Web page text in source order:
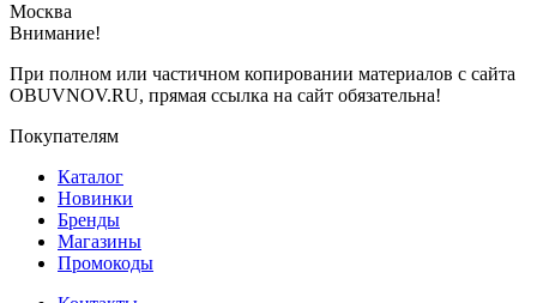
Москва
Внимание!
При полном или частичном копировании материалов с сайта
OBUVNOV.RU, прямая ссылка на сайт обязательна!
Покупателям
Каталог
Новинки
Бренды
Магазины
Промокоды